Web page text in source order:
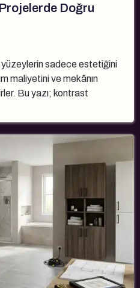
Doğru
sadece estetiğini
maliyetini ve mekânın
Bu yazı; kontrast